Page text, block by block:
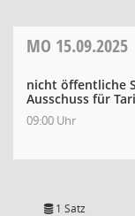
MO 15.09.2025
nicht öffentliche
Ausschuss für
09:00 Uhr
1 Satz